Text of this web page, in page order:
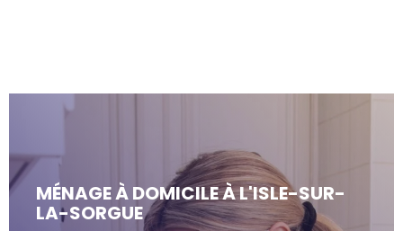
MÉNAGE À DOMICILE À L'ISLE-SUR-
LA-SORGUE